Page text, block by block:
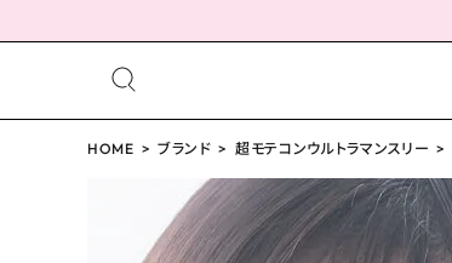
ログイン person 会員登録
HOME ブランド 超モテコンウルトラマンスリー